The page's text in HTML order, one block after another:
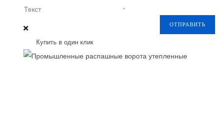
Текст
ОТПРАВИТЬ
Купить в один клик